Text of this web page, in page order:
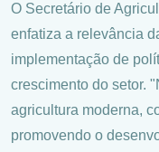
O Secretário de
enfatiza a relevância
implementação de
crescimento do setor.
agricultura moderna,
promovendo o